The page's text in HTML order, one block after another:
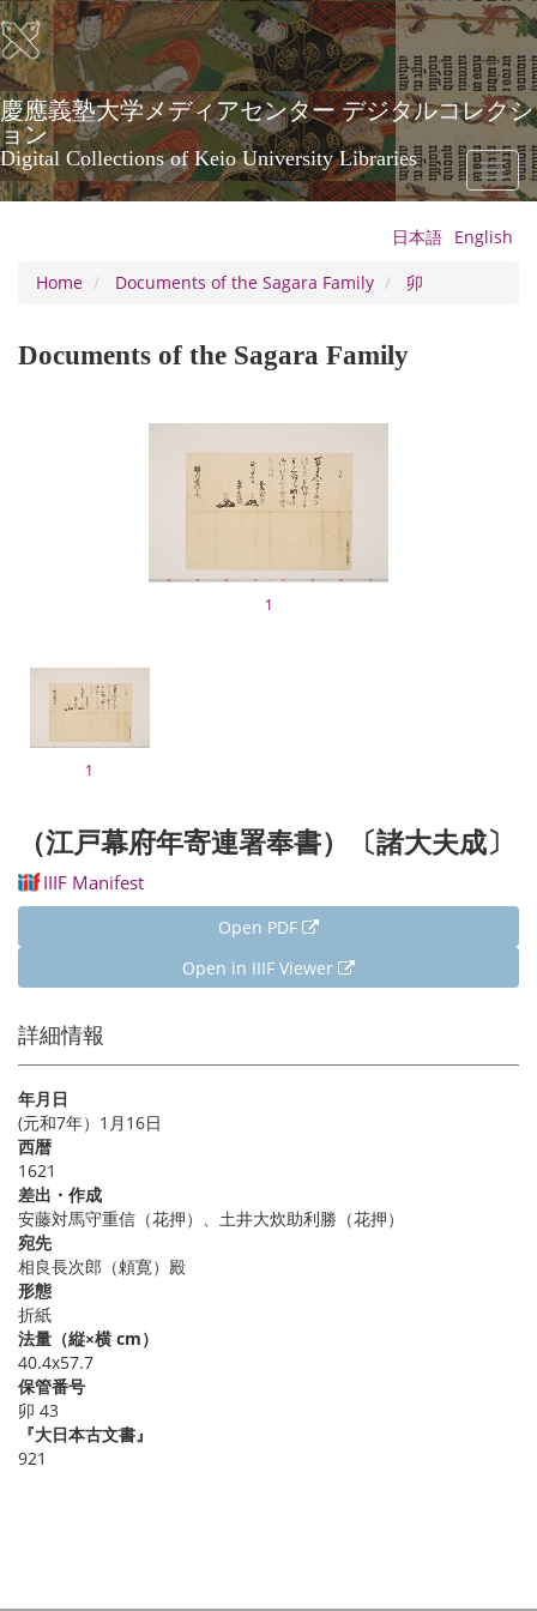
Skip
to
main
content
慶應義塾大学メディアセンター デジタルコレクシ
ョン
Digital Collections of Keio University Libraries
Toggle
日本語 English
Home
Documents of the Sagara Family 卯
Documents of the Sagara Family
1
1
（江戸幕府年寄連署奉書）〔諸大夫成〕
IIIF Manifest
Open PDF
Open in IIIF Viewer
詳細情報
年月日
(元和7年）1月16日
西暦
1621
差出・作成
安藤対馬守重信（花押）、土井大炊助利勝（花押）
宛先
相良長次郎（頼寛）殿
形態
折紙
法量（縦×横 cm）
40.4x57.7
保管番号
卯 43
『大日本古文書』
921